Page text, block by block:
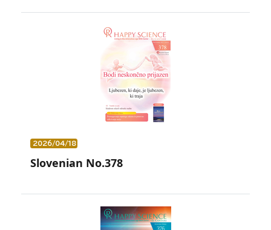
2026/04/18
Slovenian No.378